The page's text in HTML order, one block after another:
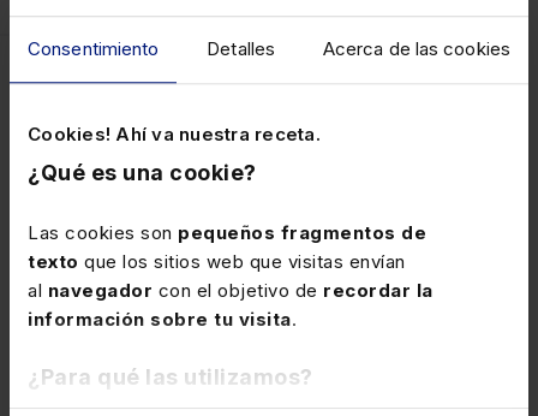
Consentimiento Detalles Acerca de las cookies
Cookies! Ahí va nuestra receta.
¿Qué es una cookie?
Las cookies son pequeños fragmentos de
texto que los sitios web que visitas envían
al navegador con el objetivo de recordar la
información sobre tu visita.
¿Para qué las utilizamos?
Características del
producto
NOVEDADES
Preguntas frecuentes sobre el
de Inmuebles 2026-2027